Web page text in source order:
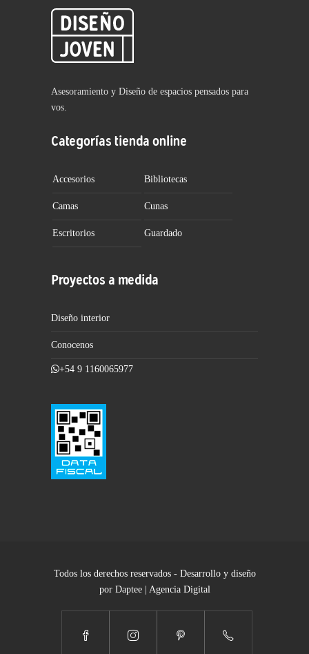
Asesoramiento y Diseño de espacios pensados para
vos.
Categorías tienda online
Accesorios Bibliotecas
Camas Cunas
Escritorios Guardado
Proyectos a medida
Diseño interior
Conocenos
+54 9 1160065977
Todos los derechos reservados - Desarrollo y diseño
por Daptee | Agencia Digital